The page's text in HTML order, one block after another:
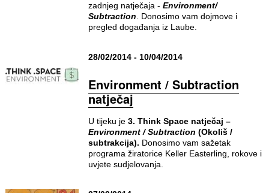
zadnjeg natječaja - Environment/
Subtraction . Donosimo vam dojmove i
pregled događanja iz Laube.
28/02/2014 - 10/04/2014
Environment / Subtraction
natječaj
U tijeku je 3. Think Space natječaj –
Environment / Subtraction (Okoliš /
subtrakcija). Donosimo vam sažetak
programa žiratorice Keller Easterling, rokove i
uvjete sudjelovanja.